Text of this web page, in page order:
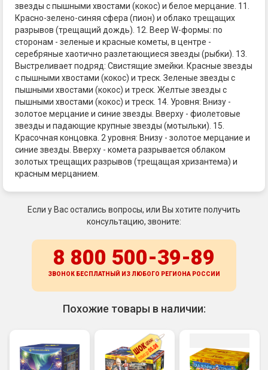
звезды с пышными хвостами (кокос) и белое мерцание. 11.
Красно-зелено-синяя сфера (пион) и облако трещащих
разрывов (трещащий дождь). 12. Веер W-формы: по
сторонам - зеленые и красные кометы, в центре -
серебряные хаотично разлетающиеся звезды (рыбки). 13.
Выстреливает подряд: Свистящие змейки. Красные звезды
с пышными хвостами (кокос) и треск. Зеленые звезды с
пышными хвостами (кокос) и треск. Желтые звезды с
пышными хвостами (кокос) и треск. 14. Уровня: Внизу -
золотое мерцание и синие звезды. Вверху - фиолетовые
звезды и падающие крупные звезды (мотыльки). 15.
Красочная концовка. 2 уровня: Внизу - золотое мерцание и
синие звезды. Вверху - комета разрывается облаком
золотых трещащих разрывов (трещащая хризантема) и
красным мерцанием.
Если у Вас остались вопросы, или Вы хотите получить
консультацию, звоните:
8 800 500-39-89
ЗВОНОК БЕСПЛАТНЫЙ ИЗ ЛЮБОГО РЕГИОНА РОССИИ
Похожие товары в наличии: